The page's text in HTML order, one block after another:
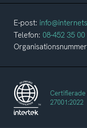
E-post:
Telefon: 08-452 35 00
Certifierade
27001:2022